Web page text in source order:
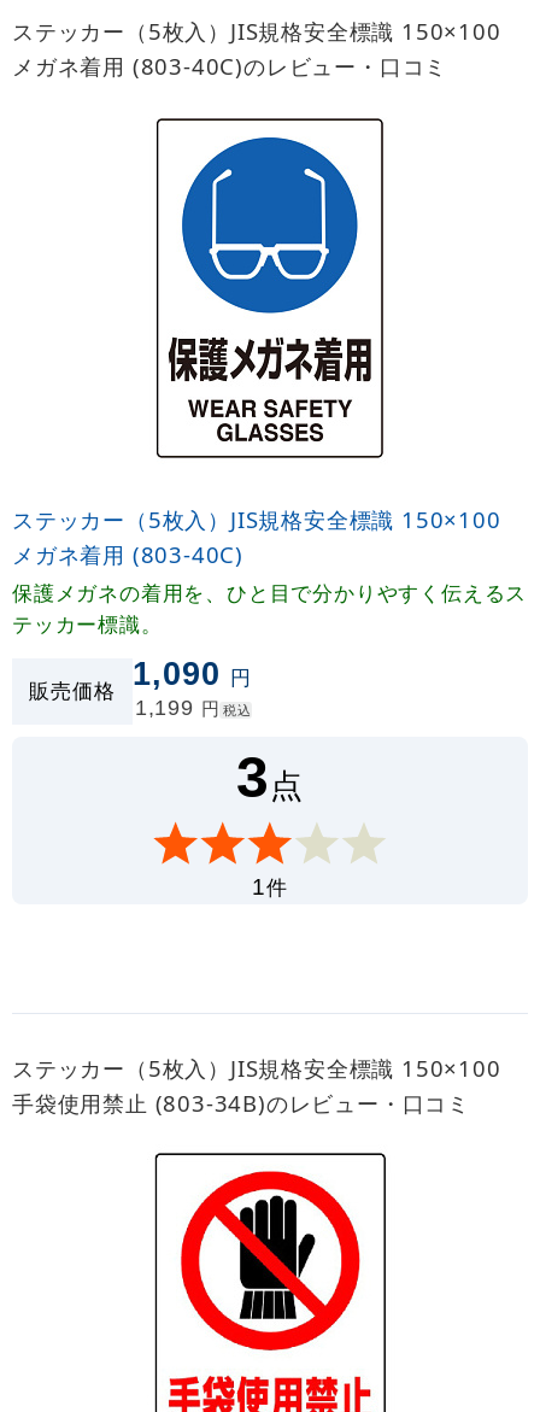
ステッカー（5枚入）JIS規格安全標識 150×100
メガネ着用 (803-40C)のレビュー・口コミ
ステッカー（5枚入）JIS規格安全標識 150×100
メガネ着用 (803-40C)
保護メガネの着用を、ひと目で分かりやすく伝えるス
テッカー標識。
販売価格 1,090 円
1,199 円 税込
3点
1件
ステッカー（5枚入）JIS規格安全標識 150×100
手袋使用禁止 (803-34B)のレビュー・口コミ